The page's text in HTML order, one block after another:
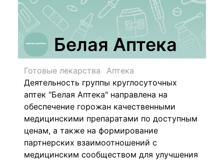
Белая Аптека
Готовые лекарства
Аптека
Деятельность группы круглосуточных
аптек "Белая Аптека" направлена на
обеспечение горожан качественными
медицинскими препаратами по доступным
ценам, а также на формирование
партнерских взаимоотношений с
медицинским сообществом для улучшения